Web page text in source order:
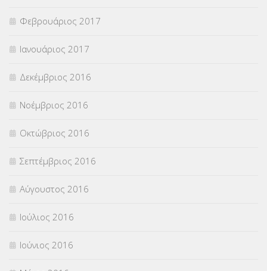
Φεβρουάριος 2017
Ιανουάριος 2017
Δεκέμβριος 2016
Νοέμβριος 2016
Οκτώβριος 2016
Σεπτέμβριος 2016
Αύγουστος 2016
Ιούλιος 2016
Ιούνιος 2016